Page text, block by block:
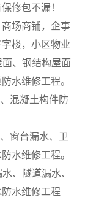
修包不漏！
场商铺，企事
楼，小区物业
、钢结构屋面
水维修工程。
混凝土构件防
窗台漏水、卫
水维修工程。
、隧道漏水、
水维修工程